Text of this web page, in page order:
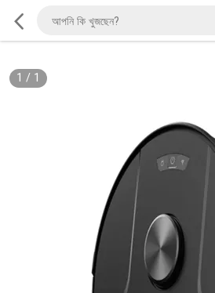
1 / 1